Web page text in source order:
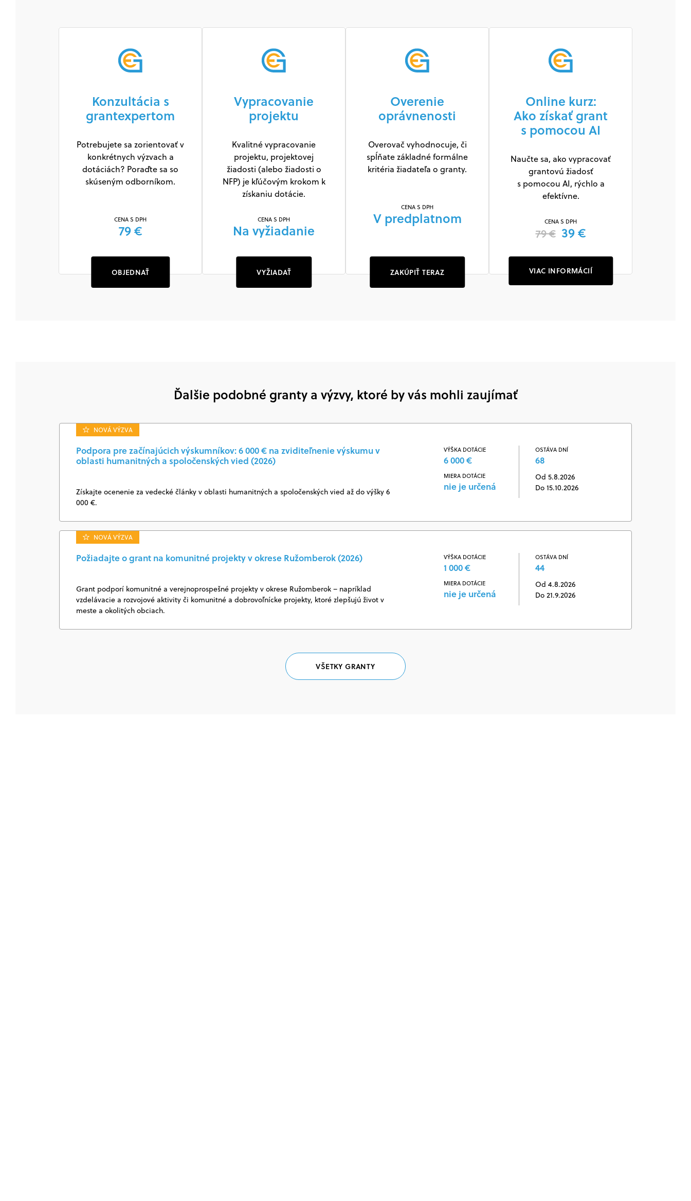
Konzultácia s
grantexpertom
Potrebujete sa zorientovať v
konkrétnych výzvach a
dotáciách? Poraďte sa so
skúseným odborníkom.
CENA S DPH
79 €
OBJEDNAŤ
Vypracovanie
projektu
Kvalitné vypracovanie
projektu, projektovej
žiadosti (alebo žiadosti o
NFP) je kľúčovým krokom k
získaniu dotácie.
CENA S DPH
Na vyžiadanie
VYŽIADAŤ
Overenie
oprávnenosti
Overovač vyhodnocuje, či
spĺňate základné formálne
kritéria žiadateľa o granty.
CENA S DPH
V predplatnom
ZAKÚPIŤ TERAZ
Online kurz:
Ako získať grant
s pomocou AI
Naučte sa, ako vypracovať
grantovú žiadosť
s pomocou AI, rýchlo a
efektívne.
CENA S DPH
79 € 39 €
VIAC INFORMÁCIÍ
Ďalšie podobné granty a výzvy, ktoré by vás mohli zaujímať
NOVÁ VÝZVA
Podpora pre začínajúcich výskumníkov: 6 000 € na zviditeľnenie výskumu v
oblasti humanitných a spoločenských vied (2026)
Získajte ocenenie za vedecké články v oblasti humanitných a spoločenských vied až do výšky 6
000 €.
VÝŠKA DOTÁCIE
6 000 €
MIERA DOTÁCIE
nie je určená
OSTÁVA DNÍ
68
Od 5.8.2026
Do 15.10.2026
NOVÁ VÝZVA
Požiadajte o grant na komunitné projekty v okrese Ružomberok (2026)
Grant podporí komunitné a verejnoprospešné projekty v okrese Ružomberok – napríklad
vzdelávacie a rozvojové aktivity či komunitné a dobrovoľnícke projekty, ktoré zlepšujú život v
meste a okolitých obciach.
VÝŠKA DOTÁCIE
1 000 €
MIERA DOTÁCIE
nie je určená
OSTÁVA DNÍ
44
Od 4.8.2026
Do 21.9.2026
VŠETKY GRANTY